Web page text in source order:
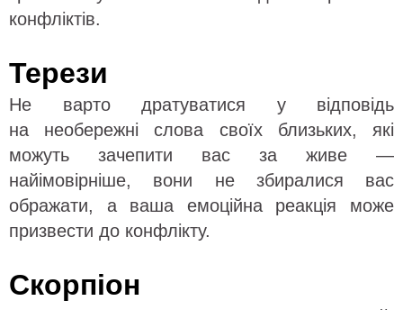
конфліктів.
Терези
Не варто дратуватися у відповідь
на необережні слова своїх близьких, які
можуть зачепити вас за живе —
найімовірніше, вони не збиралися вас
ображати, а ваша емоційна реакція може
призвести до конфлікту.
Скорпіон